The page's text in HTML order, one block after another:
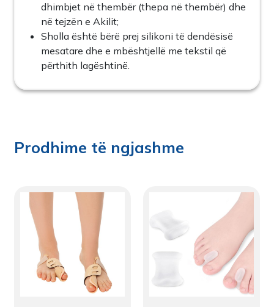
dhimbjet në thembër (thepa në thembër) dhe
në tejzën e Akilit;
Sholla është bërë prej silikoni të dendësisë
mesatare dhe e mbështjellë me tekstil që
përthith lagështinë.
Prodhime të ngjashme